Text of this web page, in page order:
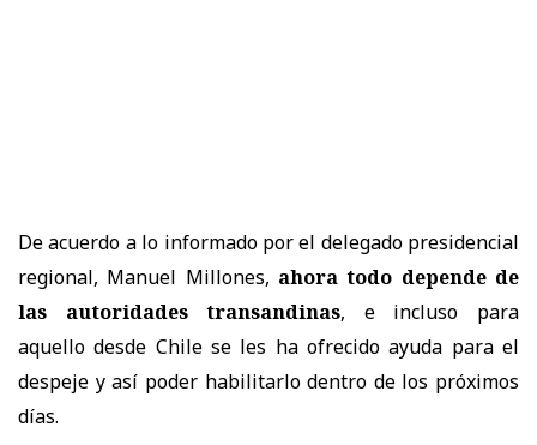
De acuerdo a lo informado por el delegado presidencial
regional, Manuel Millones, ahora todo depende de
las autoridades transandinas, e incluso para
aquello desde Chile se les ha ofrecido ayuda para el
despeje y así poder habilitarlo dentro de los próximos
días.